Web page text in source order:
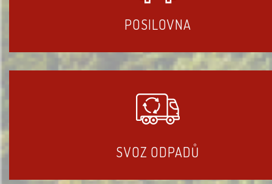
POSILOVNA
SVOZ ODPADŮ